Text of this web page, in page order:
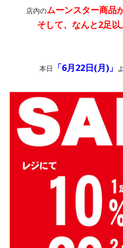
店内のムーンスター商品
そして、なんと2足以
本日 「6月22日(月)」